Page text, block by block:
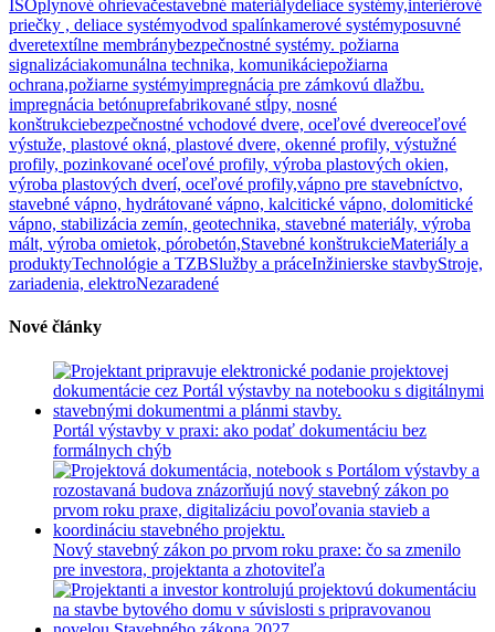
ISOplynové ohrievačestavebné materiálydeliace systémy,interiérové
priečky , deliace systémyodvod spalínkamerové systémyposuvné
dveretextílne membránybezpečnostné systémy. požiarna
signalizáciakomunálna technika, komunikáciepožiarna
ochrana,požiarne systémyimpregnácia pre zámkovú dlažbu.
impregnácia betónuprefabrikované stĺpy, nosné
konštrukciebezpečnostné vchodové dvere, oceľové dvereoceľové
výstuže, plastové okná, plastové dvere, okenné profily, výstužné
profily, pozinkované oceľové profily, výroba plastových okien,
výroba plastových dverí, oceľové profily,vápno pre stavebníctvo,
stavebné vápno, hydrátované vápno, kalcitické vápno, dolomitické
vápno, stabilizácia zemín, geotechnika, stavebné materiály, výroba
mált, výroba omietok, pórobetón,Stavebné konštrukcieMateriály a
produktyTechnológie a TZBSlužby a práceInžinierske stavbyStroje,
zariadenia, elektroNezaradené
Nové články
Portál výstavby v praxi: ako podať dokumentáciu bez
formálnych chýb
Nový stavebný zákon po prvom roku praxe: čo sa zmenilo
pre investora, projektanta a zhotoviteľa